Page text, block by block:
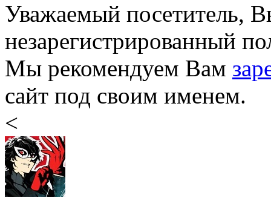
Уважаемый посетитель,
незарегистрированный
Мы рекомендуем Вам
сайт под своим именем.
<